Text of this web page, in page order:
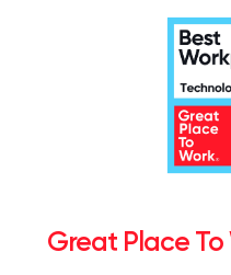
Great Place To